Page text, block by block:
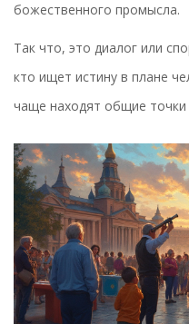
божественного промысла.
Так что, это диалог или
кто ищет истину в плане
чаще находят общие точки